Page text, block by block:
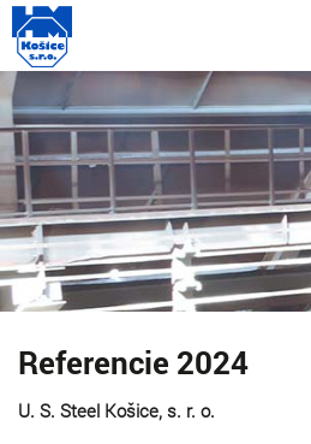
Referencie 2024
U. S. Steel Košice, s. r. o.